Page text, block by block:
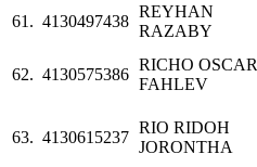
61. 4130497438
REYHAN
RAZABY
62. 4130575386
RICHO OSCAR
FAHLEV
63. 4130615237
RIO RIDOH
JORONTHA